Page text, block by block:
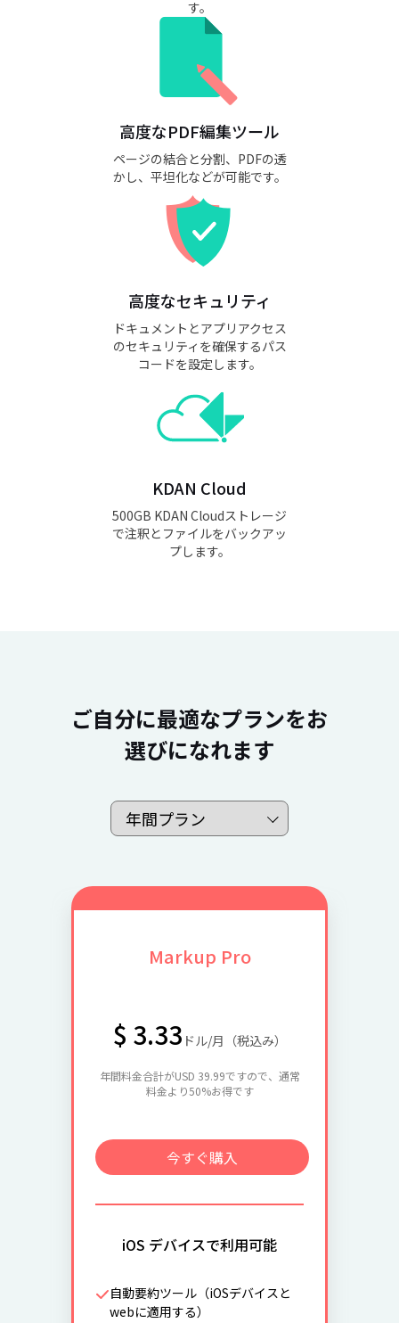
す。
高度なPDF編集ツール
ページの結合と分割、PDFの透
かし、平坦化などが可能です。
高度なセキュリティ
ドキュメントとアプリアクセス
のセキュリティを確保するパス
コードを設定します。
KDAN Cloud
500GB KDAN Cloudストレージ
で注釈とファイルをバックアッ
プします。
ご自分に最適なプランをお
選びになれます
Markup Pro
$ 3.33 ドル/月（税込み）
年間料金合計がUSD 39.99ですので、通常
料金より50%お得です
今すぐ購入
iOS デバイスで利用可能
自動要約ツール（iOSデバイスと
webに適用する）